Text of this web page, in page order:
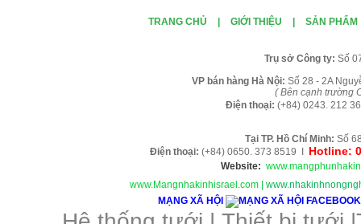
TRANG CHỦ GIỚI THIỆU SẢN PHẨM
Trụ sở Công ty: Số
VP bán hàng Hà Nội: Số 28 - 2A
( Bên cạnh trường
Điện thoại: (+84) 0243. 212
Tại TP. H ồ Chí Minh: Số
Điện thoại: (+84) 0650. 373 8519 I Hotline:
Website:
www.Mangnhakinhisrael.com
MẠNG XÃ HỘI